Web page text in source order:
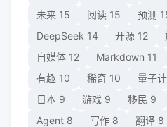
未来 15 阅读 15 预测
DeepSeek 14 开源 12
自媒体 12 Markdown 11
有趣 10 稀奇 10 量子
日本 9 游戏 9 移民 9
Agent 8 写作 8 翻译 8